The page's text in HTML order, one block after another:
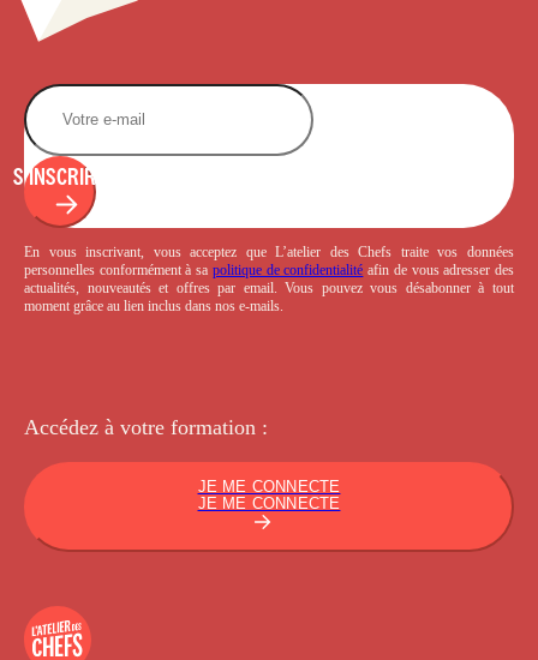
S'INSCRIRE
En vous inscrivant, vous acceptez que L’atelier des Chefs traite vos données
personnelles conformément à sa politique de confidentialité afin de vous adresser des
actualités, nouveautés et offres par email. Vous pouvez vous désabonner à tout
moment grâce au lien inclus dans nos e-mails.
Accédez à votre formation :
JE ME CONNECTE
JE ME CONNECTE